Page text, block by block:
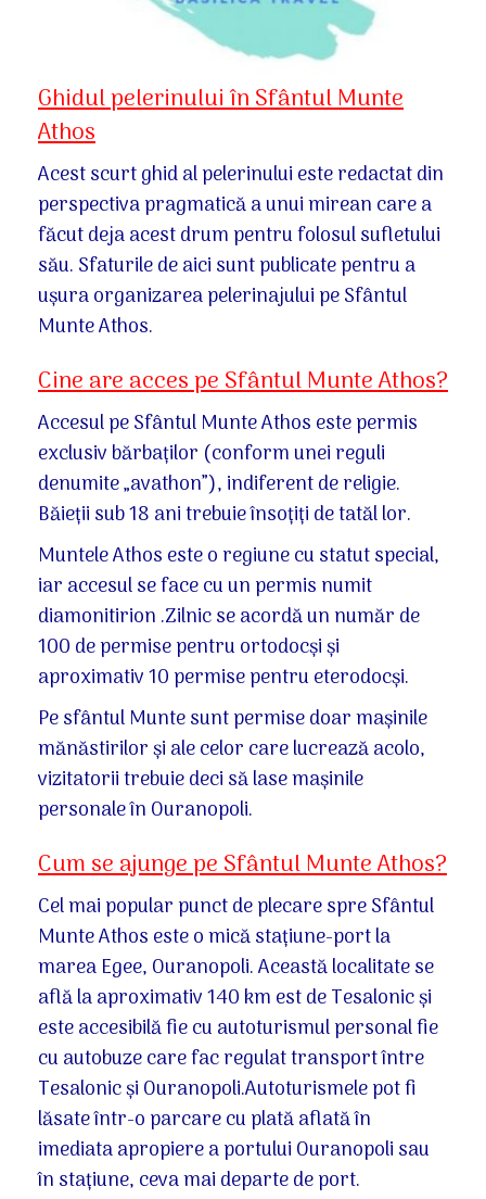
Ghidul pelerinului în Sfântul Munte
Athos
Acest scurt ghid al pelerinului este redactat din
perspectiva pragmatică a unui mirean care a
făcut deja acest drum pentru folosul sufletului
său. Sfaturile de aici sunt publicate pentru a
ușura organizarea pelerinajului pe Sfântul
Munte Athos.
Cine are acces pe Sfântul Munte Athos?
Accesul pe Sfântul Munte Athos este permis
exclusiv bărbaților (conform unei reguli
denumite „avathon”), indiferent de religie.
Băieții sub 18 ani trebuie însoțiți de tatăl lor.
Muntele Athos este o regiune cu statut special,
iar accesul se face cu un permis numit
diamonitirion .Zilnic se acordă un număr de
100 de permise pentru ortodocși și
aproximativ 10 permise pentru eterodocși.
Pe sfântul Munte sunt permise doar mașinile
mănăstirilor și ale celor care lucrează acolo,
vizitatorii trebuie deci să lase mașinile
personale în Ouranopoli.
Cum se ajunge pe Sfântul Munte Athos?
Cel mai popular punct de plecare spre Sfântul
Munte Athos este o mică stațiune-port la
marea Egee, Ouranopoli. Această localitate se
află la aproximativ 140 km est de Tesalonic și
este accesibilă fie cu autoturismul personal fie
cu autobuze care fac regulat transport între
Tesalonic și Ouranopoli.Autoturismele pot fi
lăsate într-o parcare cu plată aflată în
imediata apropiere a portului Ouranopoli sau
în stațiune, ceva mai departe de port.